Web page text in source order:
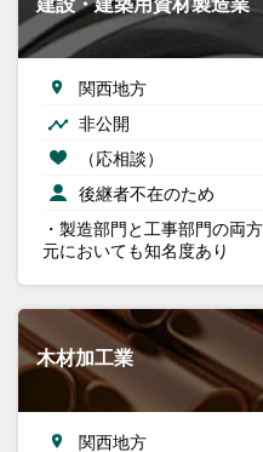
関西地方
非公開
（応相談）
後継者不在のため
・製造部門と工事部門の両
元においても知名度あり
木材加工業
関西地方